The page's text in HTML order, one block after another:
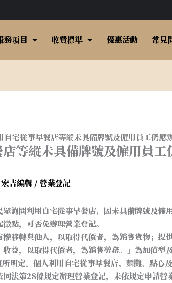
務項目 收費標準 優惠活動 常見
自宅從事早餐店等縱未具備牌號及僱用員工仍應
等縱未具備牌號及僱用員工
宏吉編輯 /營業登記
詢問利用自宅從事早餐店，因未具備牌號及僱
點，可否免辦理營業登記。
移轉與他人，以取得代價者，為銷售貨物；提
益，以取得代價者，為銷售勞務。」為加值型
明定。個人利用自宅從事早餐店、麵攤、點心
法第28條規定辦理營業登記，未依規定申請營